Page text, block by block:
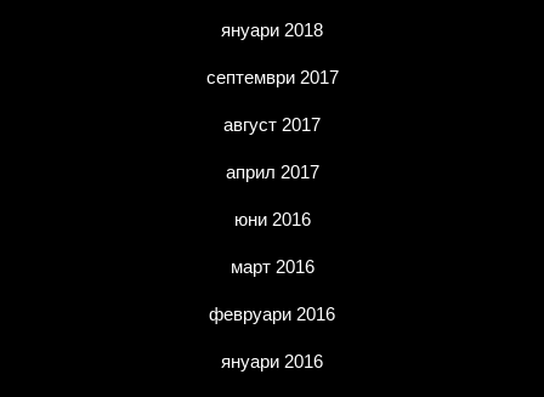
януари 2018
септември 2017
август 2017
април 2017
юни 2016
март 2016
февруари 2016
януари 2016